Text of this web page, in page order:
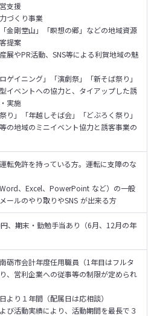
支援
づくり事業
金剛堂山」「瞑想の郷」などの地域資源
提案
展やPR活動、SNS等による利賀地域の魅
ゲイニング」「演劇祭」「新そば祭り」
イベントへの協力と、タイアップした誘
実施
り」「年越しそば会」「どぶろく祭り」
等の地域のミニイベント協力と誘客事業の
転免許を持っている方。運転に支障のな
、Excel、PowerPoint など）の一般
ールのやり取りやSNS が出来る方
、期末・勤勉手当あり（6月、12月の年
砺市会計年度任用職員（1年目はフルタ
、営利企業への従事等の制限が定められ
より１年間（配属日は応相談）
び活動実績により、活動期間を最長で３